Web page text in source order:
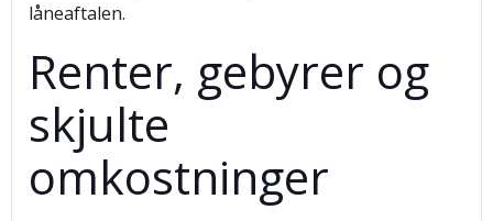
låneaftalen.
Renter, gebyrer og
skjulte
omkostninger